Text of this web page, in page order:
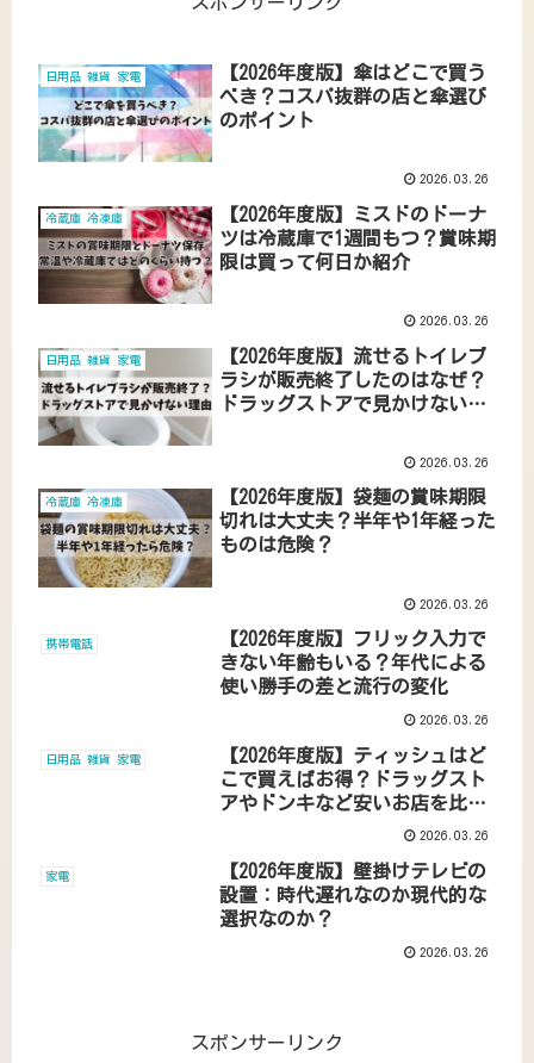
日用品 雑貨 家電
【2026年度版】傘はどこで買う
べき？コスパ抜群の店と傘選び
のポイント
2026.03.26
冷蔵庫 冷凍庫
【2026年度版】ミスドのドーナ
ツは冷蔵庫で1週間もつ？賞味期
限は買って何日か紹介
2026.03.26
日用品 雑貨 家電
【2026年度版】流せるトイレブ
ラシが販売終了したのはなぜ？
ドラッグストアで見かけない理
2026.03.26
冷蔵庫 冷凍庫
【2026年度版】袋麺の賞味期限
切れは大丈夫？半年や1年経った
ものは危険？
2026.03.26
携帯電話
【2026年度版】フリック入力で
きない年齢もいる？年代による
使い勝手の差と流行の変化
2026.03.26
日用品 雑貨 家電
【2026年度版】ティッシュはど
こで買えばお得？ドラッグスト
アやドンキなど安いお店を比
2026.03.26
家電
【2026年度版】壁掛けテレビの
設置：時代遅れなのか現代的な
選択なのか？
2026.03.26
スポンサーリンク